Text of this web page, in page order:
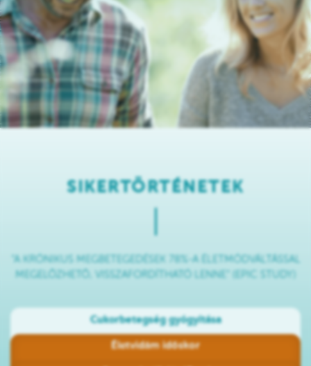
SIKERTÖRTÉNETEK
“A KRÓNIKUS MEGBETEGEDÉSEK 78%-A ÉLETMÓDVÁLTÁSSAL
MEGELŐZHETŐ, VISSZAFORDÍTHATÓ LENNE” (EPIC STUDY)
Cukorbetegség gyógyítása
Életvidám időskor